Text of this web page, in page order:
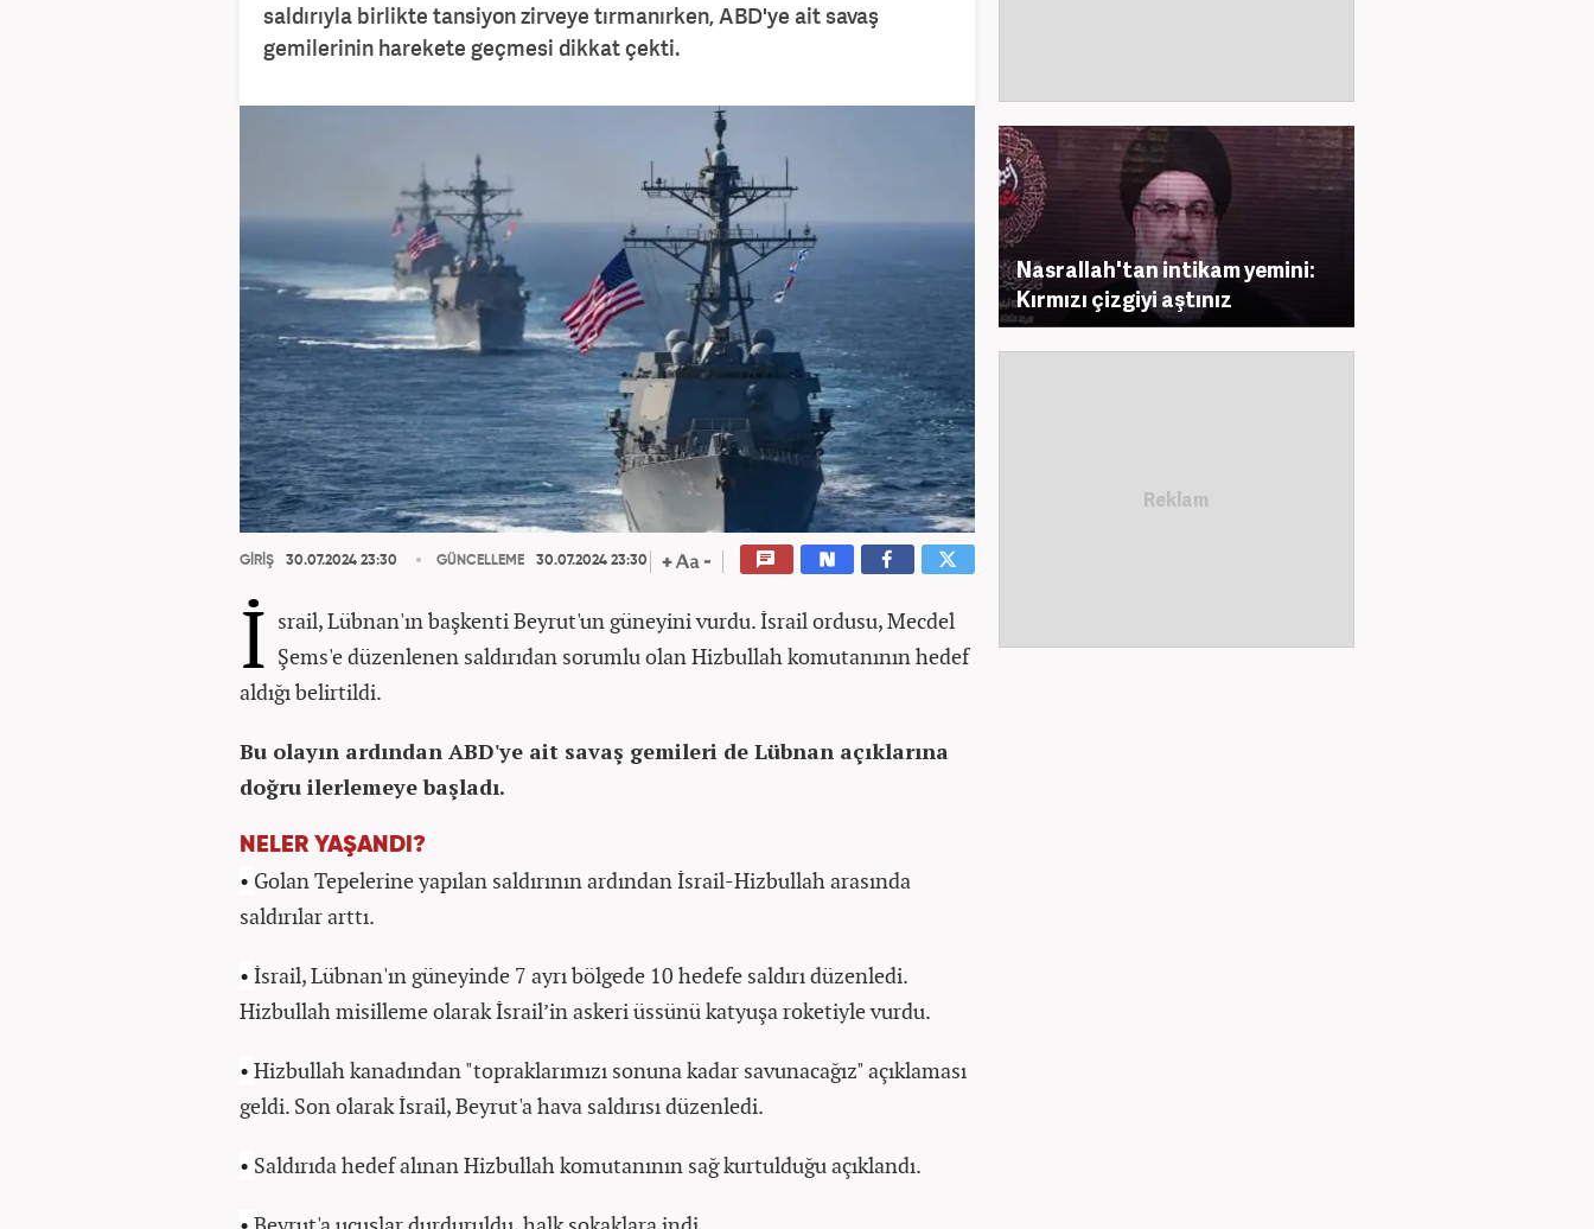
saldırıyla birlikte tansiyon zirveye tırmanırken, ABD'ye ait savaş
gemilerinin harekete geçmesi dikkat çekti.
GİRİŞ 30.07.2024 23:30 GÜNCELLEME 30.07.2024 23:30
İ srail, Lübnan'ın başkenti Beyrut'un güneyini vurdu. İsrail ordusu, Mecdel
Şems'e düzenlenen saldırıdan sorumlu olan Hizbullah komutanının hedef
aldığı belirtildi.
Bu olayın ardından ABD'ye ait savaş gemileri de Lübnan açıklarına
doğru ilerlemeye başladı.
NELER YAŞANDI?
• Golan Tepelerine yapılan saldırının ardından İsrail-Hizbullah arasında
saldırılar arttı.
• İsrail, Lübnan'ın güneyinde 7 ayrı bölgede 10 hedefe saldırı düzenledi.
Hizbullah misilleme olarak İsrail’in askeri üssünü katyuşa roketiyle vurdu.
• Hizbullah kanadından "topraklarımızı sonuna kadar savunacağız" açıklaması
geldi. Son olarak İsrail, Beyrut'a hava saldırısı düzenledi.
• Saldırıda hedef alınan Hizbullah komutanının sağ kurtulduğu açıklandı.
Nasrallah'tan intikam yemini:
Kırmızı çizgiyi aştınız